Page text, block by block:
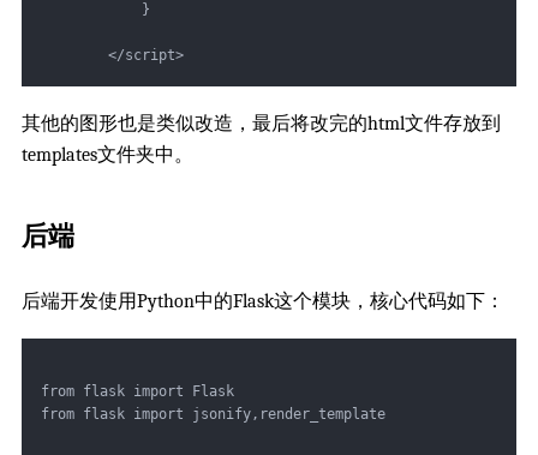
}
</script>
其他的图形也是类似改造，最后将改完的html文件存放到
templates文件夹中。
后端
后端开发使用Python中的Flask这个模块，核心代码如下：
from flask import Flask
from flask import jsonify,render_template